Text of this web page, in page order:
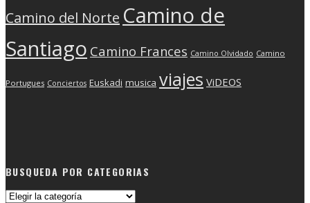
Camino del Norte Camino de
Santiago Camino Frances Camino Olvidado Camino
Portugues Conciertos Euskadi musica viajes ViDEOS
BUSQUEDA POR CATEGORIAS
Busqueda